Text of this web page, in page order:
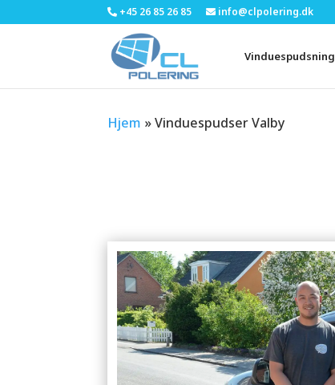
+45 26 85 26 85 info@clpolering.dk
Vinduespudsning
Hjem »Vinduespudser Valby